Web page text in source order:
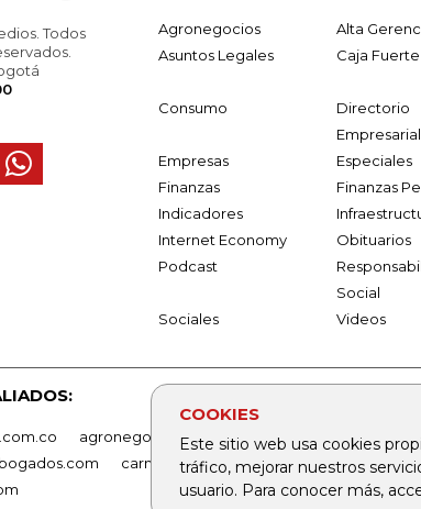
COOKIES
Este sitio web usa cookies
tráfico, mejorar nuestros
usuario. Para conocer más,
Todos
Agronegocios Alta
Asuntos Legales
Caja Fuerte
Consumo
Directorio
Empresarial
Empresas Especiales
Finanzas
Finanzas
Indicadores
Internet Economy
Obituarios
Podcast
Social
Sociales Videos
agronegocios.co empresas.larepublica.co
carnavalindustriacultural.com